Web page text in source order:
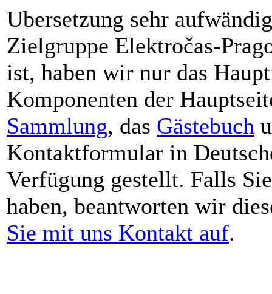
Ubersetzung sehr
Zielgruppe Elektročas-
ist, haben wir nur das
Komponenten der
Sammlung, das Gästebuch
Kontaktformular in
Verfügung gestellt. Falls
haben, beantworten wir
Sie mit uns Kontakt auf.